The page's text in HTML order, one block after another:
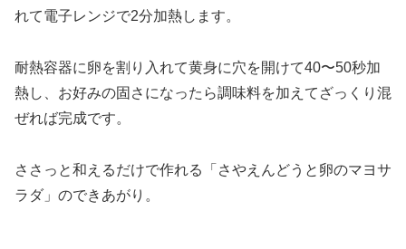
れて電子レンジで2分加熱します。
耐熱容器に卵を割り入れて黄身に穴を開けて40〜50秒加
熱し、お好みの固さになったら調味料を加えてざっくり混
ぜれば完成です。
ささっと和えるだけで作れる「さやえんどうと卵のマヨサ
ラダ」のできあがり。